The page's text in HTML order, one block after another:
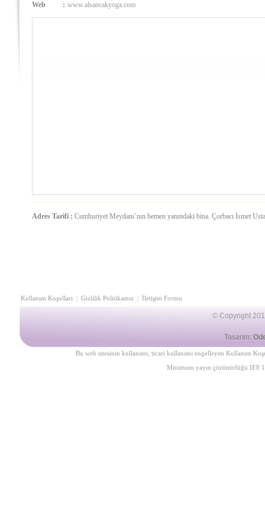
Kullanım Koşulları | Gizlilik Politikamız | İletişim Formu
©Copyright
Tasarım:
Web : www.alsancakyoga.com
Adres Tarifi : Cumhuriyet Meydanı’nın hemen yanındaki bina. Çorbacı İsmet
Bu web sitesinin kullanımı, ticari kullanımı engelleyen Kullanım
Minimum yayın çözünürlüğü IE8